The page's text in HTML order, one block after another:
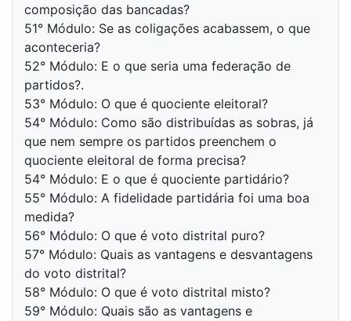
composição das bancadas?
51° Módulo: Se as coligações acabassem, o que
aconteceria?
52° Módulo: E o que seria uma federação de
partidos?.
53° Módulo: O que é quociente eleitoral?
54° Módulo: Como são distribuídas as sobras, já
que nem sempre os partidos preenchem o
quociente eleitoral de forma precisa?
54° Módulo: E o que é quociente partidário?
55° Módulo: A fidelidade partidária foi uma boa
medida?
56° Módulo: O que é voto distrital puro?
57° Módulo: Quais as vantagens e desvantagens
do voto distrital?
58° Módulo: O que é voto distrital misto?
59° Módulo: Quais são as vantagens e